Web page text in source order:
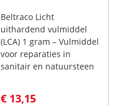
Beltraco Licht
uithardend vulmiddel
(LCA) 1 gram – Vulmiddel
voor reparaties in
sanitair en natuursteen
€ 13,15